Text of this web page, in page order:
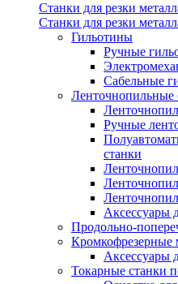
Станки для резки
Станки для резки
Гильотины
Ручные
Сабельные
Ленточнопильные
Ручные
станки
Аксессуары
Продольно-
Аксессуары
Токарные станки